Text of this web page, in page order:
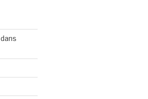
dans